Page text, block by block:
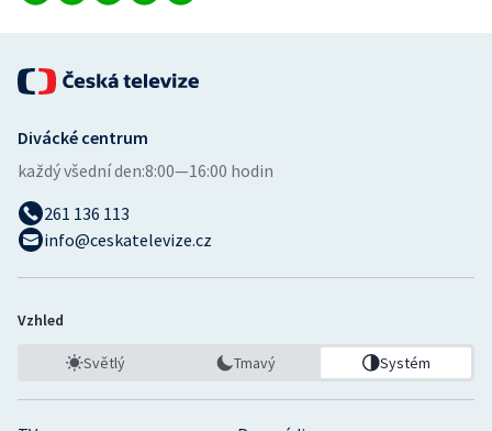
Divácké centrum
každý všední den:8:00—16:00 hodin
261 136 113
info@ceskatelevize.cz
Vzhled
Světlý Tmavý Systém